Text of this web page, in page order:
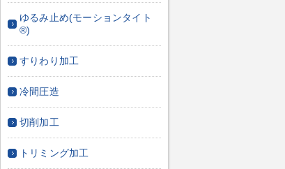
ゆるみ止め(モーションタイト
®)
すりわり加工
冷間圧造
切削加工
トリミング加工